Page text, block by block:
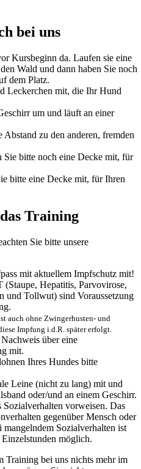
bei uns
Kursbeginn da. Laufen sie eine
Wald und dann haben Sie noch
dem Platz.
Leckerchen mit, die Ihr Hund
um und läuft an einer
zu den anderen, fremden
Sie bitte noch eine Decke mit, für
bitte eine Decke mit, für Ihren
Training
Sie bitte unsere
mit aktuellem Impfschutz mit!
Hepatitis, Parvovirose,
und Tollwut) sind Voraussetzung
auch ohne Zwingerhusten- und
Impfung i.d.R. später erfolgt.
über eine
mit.
Ihres Hundes bitte
Leine (nicht zu lang) mit und
oder/und an einem Geschirr.
vorweisen. Das
gegenüber Mensch oder
Sozialverhalten ist
möglich.
Training bei uns nichts mehr im